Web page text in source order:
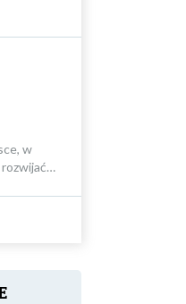
w
rozwijać…